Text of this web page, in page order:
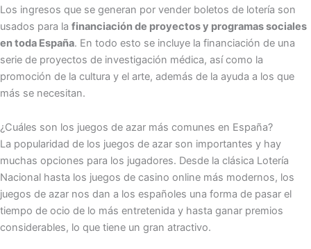
Los ingresos que se generan por vender boletos de lotería son
usados para la financiación de proyectos y programas sociales
en toda España. En todo esto se incluye la financiación de una
serie de proyectos de investigación médica, así como la
promoción de la cultura y el arte, además de la ayuda a los que
más se necesitan.
¿Cuáles son los juegos de azar más comunes en España?
La popularidad de los juegos de azar son importantes y hay
muchas opciones para los jugadores. Desde la clásica Lotería
Nacional hasta los juegos de casino online más modernos, los
juegos de azar nos dan a los españoles una forma de pasar el
tiempo de ocio de lo más entretenida y hasta ganar premios
considerables, lo que tiene un gran atractivo.